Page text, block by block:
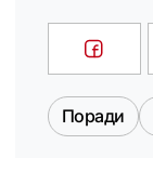
Поради